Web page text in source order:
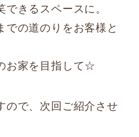
きるスペースに。
での道のりをお客様と
お家を目指して☆
ので、次回ご紹介させ